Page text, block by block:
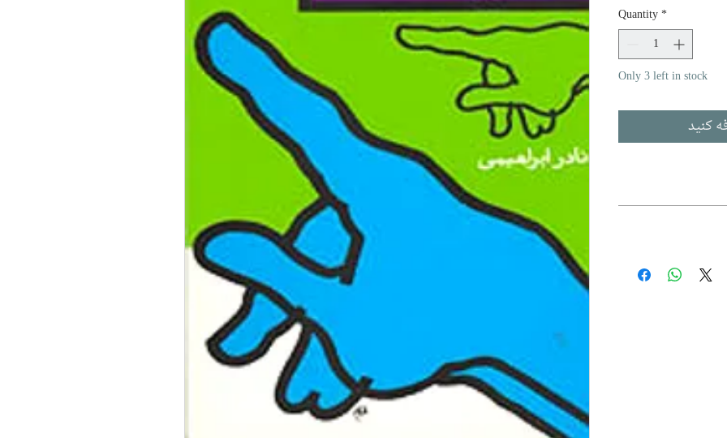
Quantity*
Only 3 left in stock
کنید